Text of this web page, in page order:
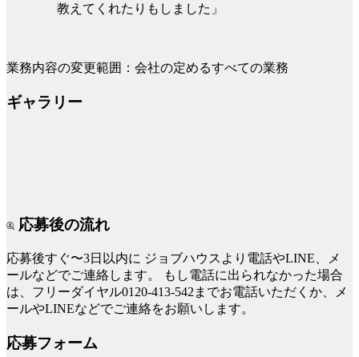
教えてくれたりもしました」
業務内容の変更範囲：会社の定めるすべての業務
ギャラリー
応募後の流れ
応募後すぐ〜3日以内に ジョブハウスより電話やLINE、メ
ールなどでご連絡します。
もし電話に出られなかった場合
は、フリーダイヤル0120-413-542までお電話いただくか、メ
ールやLINEなどでご連絡をお願いします。
応募フォーム